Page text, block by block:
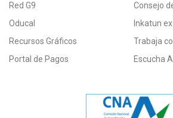
Red G9
Consejo
Oducal
Inkatun
Recursos Gráficos
Trabaja
Portal de Pagos
Escucha